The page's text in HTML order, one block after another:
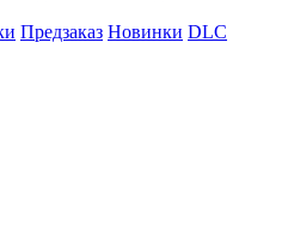
Предзаказ Новинки DLC